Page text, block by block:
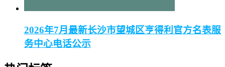
2026年7月最新长沙市望城区亨得利官方名表服
务中心电话公示